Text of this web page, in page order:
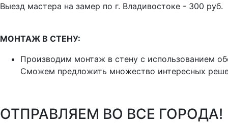
Выезд мастера на замер по г. Владивостоке - 300 руб.
МОНТАЖ В СТЕНУ:
Производим монтаж в стену с использованием
Сможем предложить множество интересных
ОТПРАВЛЯЕМ ВО ВСЕ ГОРОДА!